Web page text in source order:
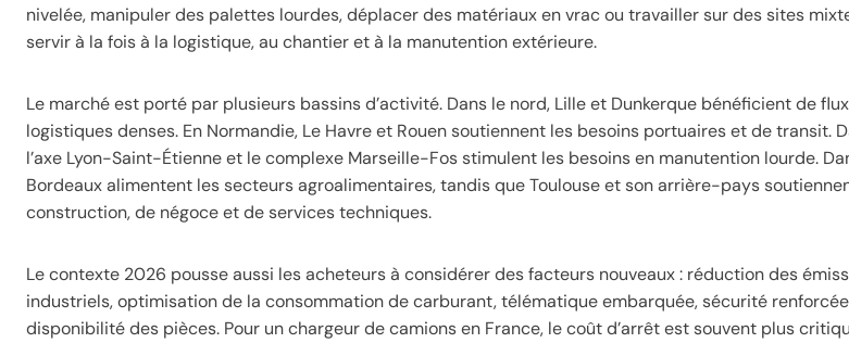
nivelée, manipuler des palettes lourdes, déplacer des matériaux en vrac ou travailler sur des sites
servir à la fois à la logistique, au chantier et à la manutention extérieure.
Le marché est porté par plusieurs bassins d’activité. Dans le nord, Lille et Dunkerque bénéficient de
logistiques denses. En Normandie, Le Havre et Rouen soutiennent les besoins portuaires et de transit.
l’axe Lyon-Saint-Étienne et le complexe Marseille-Fos stimulent les besoins en manutention lourde.
Bordeaux alimentent les secteurs agroalimentaires, tandis que Toulouse et son arrière-pays
construction, de négoce et de services techniques.
Le contexte 2026 pousse aussi les acheteurs à considérer des facteurs nouveaux : réduction des
industriels, optimisation de la consommation de carburant, télématique embarquée, sécurité
disponibilité des pièces. Pour un chargeur de camions en France, le coût d’arrêt est souvent plus